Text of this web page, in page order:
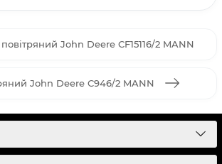
John Deere CF15116/2 MANN
John Deere C946/2 MANN